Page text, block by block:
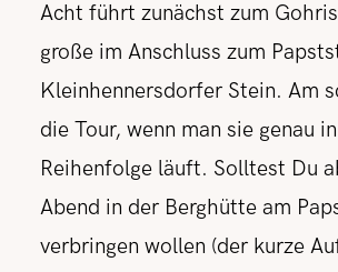
Acht führt zunächst zum
große im Anschluss zum
Kleinhennersdorfer Stein. Am
die Tour, wenn man sie genau
Reihenfolge läuft. Solltest Du
Abend in der Berghütte am
verbringen wollen (der kurze